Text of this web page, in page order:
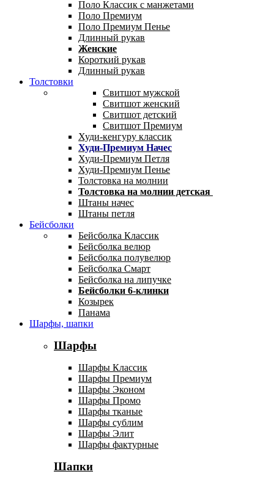
Поло Классик с манжетами
Поло Премиум
Поло Премиум Пенье
Длинный рукав
Женские
Короткий рукав
Длинный рукав
Толстовки
Свитшот мужской
Свитшот женский
Свитшот детский
Свитшот Премиум
Худи-кенгуру классик
Худи-Премиум Начес
Худи-Премиум Петля
Худи-Премиум Пенье
Толстовка на молнии
Толстовка на молнии детская
Штаны начес
Штаны петля
Бейсболки
Бейсболка Классик
Бейсболка велюр
Бейсболка полувелюр
Бейсболка Смарт
Бейсболка на липучке
Бейсболки 6-клинки
Козырек
Панама
Шарфы, шапки
Шарфы
Шарфы Классик
Шарфы Премиум
Шарфы Эконом
Шарфы Промо
Шарфы тканые
Шарфы сублим
Шарфы Элит
Шарфы фактурные
Шапки